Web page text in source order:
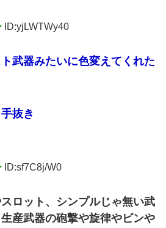
ID:yjLWTWy40
武器みたいに色変えてくれた
抜き
ID:sf7C8j/W0
ロット、シンプルじゃ無い武
産武器の砲撃や旋律やビンや